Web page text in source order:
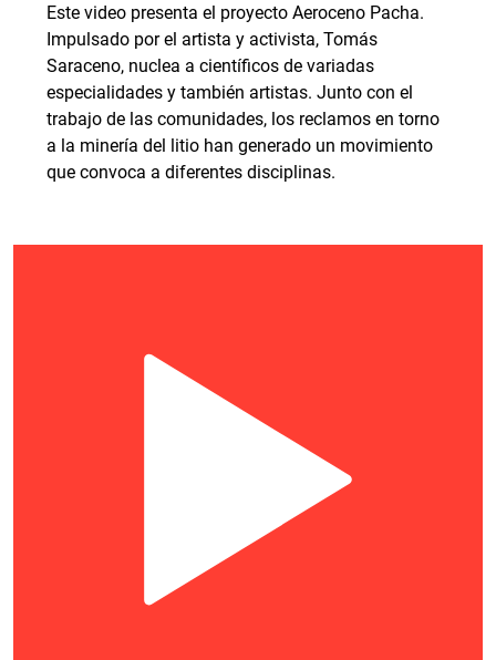
Este video presenta el proyecto Aeroceno Pacha.
Impulsado por el artista y activista, Tomás
Saraceno, nuclea a científicos de variadas
especialidades y también artistas. Junto con el
trabajo de las comunidades, los reclamos en torno
a la minería del litio han generado un movimiento
que convoca a diferentes disciplinas.